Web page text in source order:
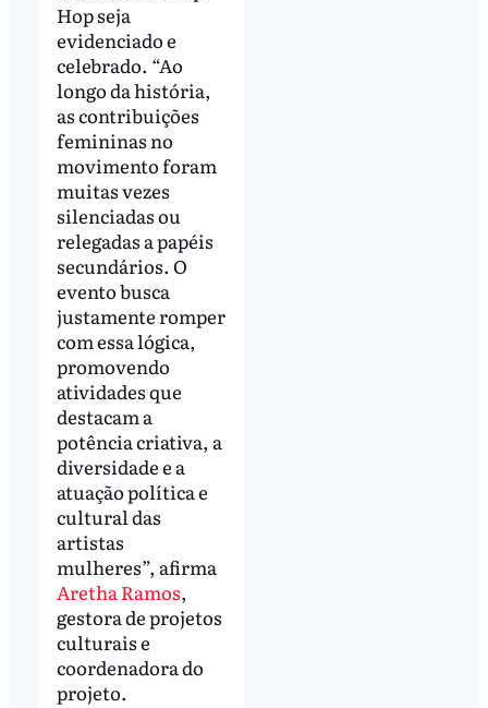
Hop seja
evidenciado e
celebrado. “Ao
longo da história,
as contribuições
femininas no
movimento foram
muitas vezes
silenciadas ou
relegadas a papéis
secundários. O
evento busca
justamente romper
com essa lógica,
promovendo
atividades que
destacam a
potência criativa, a
diversidade e a
atuação política e
cultural das
artistas
mulheres”, afirma
Aretha Ramos,
gestora de projetos
culturais e
coordenadora do
projeto.